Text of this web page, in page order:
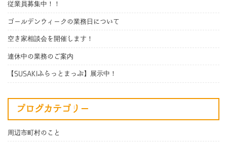
従業員募集中！！
ゴールデンウィークの業務日について
空き家相談会を開催します！
連休中の業務のご案内
【SUSAKIふらっとまっぷ】展示中！
ブログカテゴリー
周辺市町村のこと